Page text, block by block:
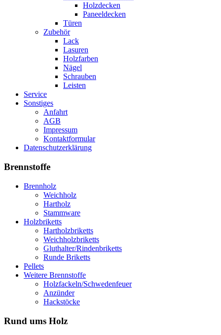
Holzdecken
Paneeldecken
Türen
Zubehör
Lack
Lasuren
Holzfarben
Nägel
Schrauben
Leisten
Service
Sonstiges
Anfahrt
AGB
Impressum
Kontaktformular
Datenschutzerklärung
Brennstoffe
Brennholz
Weichholz
Hartholz
Stammware
Holzbriketts
Hartholzbriketts
Weichholzbriketts
Gluthalter/Rindenbriketts
Runde Briketts
Pellets
Weitere Brennstoffe
Holzfackeln/Schwedenfeuer
Anzünder
Hackstöcke
Rund ums Holz